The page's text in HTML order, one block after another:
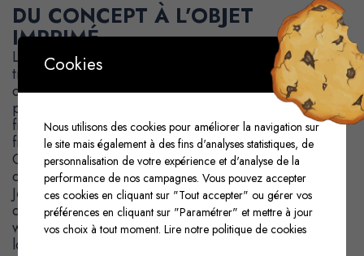
DU CONCEPT À L’OBJET
IMPRIMÉ
Les équipes graphiques et techniques
travaillent main dans la main : optimisation
des fichiers, gestion des données variables,
prévisualisation avancée, choix des supports,
finitions et façonnage pour une restitution
fidèle et percutante.
Cette exigence du détail s’appuie sur le
double ADN impression et digital du Groupe
Jénome, qui permet de concevoir des
dispositifs réellement omnicanaux, du print au
web en passant par les goodies et la
logistique de diffusion.
Cookies
Nous utilisons des cookies pour améliorer la navigation sur
le site mais également à des fins d'analyses statistiques, de
personnalisation de votre expérience et d'analyse de la
performance de nos campagnes. Vous pouvez accepter
ces cookies en cliquant sur "Tout accepter" ou gérer vos
préférences en cliquant sur "Paramétrer" et mettre à jour
vos choix à tout moment.Lire notre politique de cookies